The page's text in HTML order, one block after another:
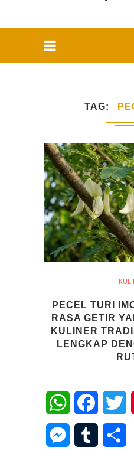
TAG
PECEL TURI
RASA GETIR
KULINER
LENGKAP
WhatsApp
Messenger
Tumblr